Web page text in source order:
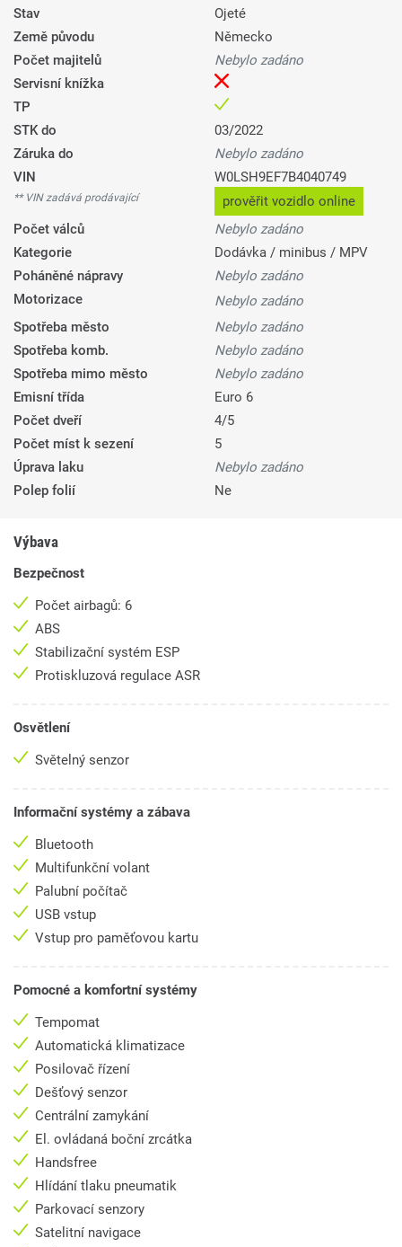
Stav
Ojeté
Země původu
Německo
Počet majitelů
Nebylo zadáno
Servisní knížka
TP
STK do
03/2022
Záruka do
Nebylo zadáno
VIN
** VIN zadává prodávající
W0LSH9EF7B4040749
prověřit vozidlo online
Počet válců
Nebylo zadáno
Kategorie
Dodávka / minibus / MPV
Poháněné nápravy
Nebylo zadáno
Motorizace
Nebylo zadáno
Spotřeba město
Nebylo zadáno
Spotřeba komb.
Nebylo zadáno
Spotřeba mimo město
Nebylo zadáno
Emisní třída
Euro 6
Počet dveří
4/5
Počet míst k sezení
5
Úprava laku
Nebylo zadáno
Polep folií
Ne
Výbava
Bezpečnost
Počet airbagů: 6
ABS
Stabilizační systém ESP
Protiskluzová regulace ASR
Osvětlení
Světelný senzor
Informační systémy a zábava
Bluetooth
Multifunkční volant
Palubní počítač
USB vstup
Vstup pro paměťovou kartu
Pomocné a komfortní systémy
Tempomat
Automatická klimatizace
Posilovač řízení
Dešťový senzor
Centrální zamykání
El. ovládaná boční zrcátka
Handsfree
Hlídání tlaku pneumatik
Parkovací senzory
Satelitní navigace